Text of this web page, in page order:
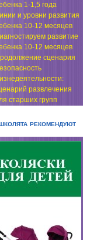
1-1,5 года
и уровни развития
10-12 месяцев
развитие
10-12 месяцев
сценария
развлечения
старших групп
рекомендуют